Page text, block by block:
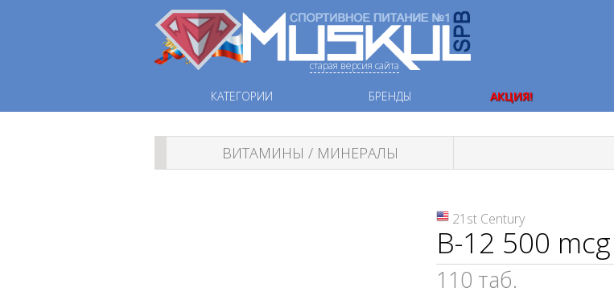
старая версия сайта
КАТЕГОРИИ БРЕНДЫ АКЦИЯ!
ВИТАМИНЫ / МИНЕРАЛЫ
21st Century
B-12 500 mcg
110 таб.